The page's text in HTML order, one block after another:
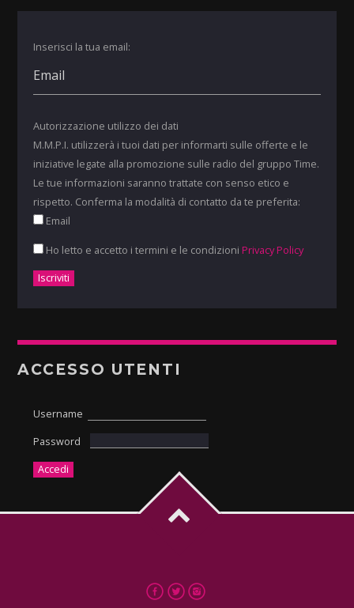
Inserisci la tua email:
Autorizzazione utilizzo dei dati
M.M.P.I. utilizzerà i tuoi dati per informarti sulle offerte e le
iniziative legate alla promozione sulle radio del gruppo Time.
Le tue informazioni saranno trattate con senso etico e
rispetto. Conferma la modalità di contatto da te preferita:
Email
Ho letto e accetto i termini e le condizioni Privacy Policy
ACCESSO UTENTI
Username
Password